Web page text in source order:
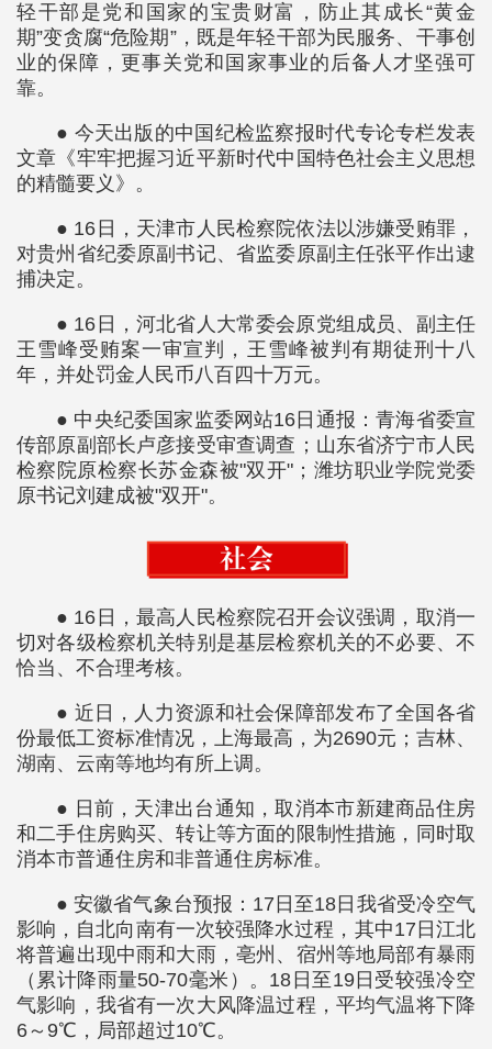
轻干部是党和国家的宝贵财富，防止其成长“黄金
期”变贪腐“危险期”，既是年轻干部为民服务、干事创
业的保障，更事关党和国家事业的后备人才坚强可
靠。
● 今天出版的中国纪检监察报时代专论专栏发表
文章《牢牢把握习近平新时代中国特色社会主义思想
的精髓要义》。
● 16日，天津市人民检察院依法以涉嫌受贿罪，
对贵州省纪委原副书记、省监委原副主任张平作出逮
捕决定。
● 16日，河北省人大常委会原党组成员、副主任
王雪峰受贿案一审宣判，王雪峰被判有期徒刑十八
年，并处罚金人民币八百四十万元。
● 中央纪委国家监委网站16日通报：青海省委宣
传部原副部长卢彦接受审查调查；山东省济宁市人民
检察院原检察长苏金森被"双开"；潍坊职业学院党委
原书记刘建成被"双开"。
● 16日，最高人民检察院召开会议强调，取消一
切对各级检察机关特别是基层检察机关的不必要、不
恰当、不合理考核。
● 近日，人力资源和社会保障部发布了全国各省
份最低工资标准情况，上海最高，为2690元；吉林、
湖南、云南等地均有所上调。
● 日前，天津出台通知，取消本市新建商品住房
和二手住房购买、转让等方面的限制性措施，同时取
消本市普通住房和非普通住房标准。
● 安徽省气象台预报：17日至18日我省受冷空气
影响，自北向南有一次较强降水过程，其中17日江北
将普遍出现中雨和大雨，亳州、宿州等地局部有暴雨
（累计降雨量50-70毫米）。18日至19日受较强冷空
气影响，我省有一次大风降温过程，平均气温将下降
6～9℃，局部超过10℃。